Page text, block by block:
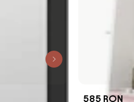
585 RON